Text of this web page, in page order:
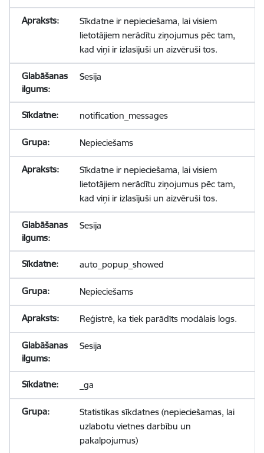
Sīkdatne ir nepieciešama, lai visiem
lietotājiem nerādītu ziņojumus pēc tam,
kad viņi ir izlasījuši un aizvēruši tos.
Sesija
notification_messages
Nepieciešams
Sīkdatne ir nepieciešama, lai visiem
lietotājiem nerādītu ziņojumus pēc tam,
kad viņi ir izlasījuši un aizvēruši tos.
Sesija
auto_popup_showed
Nepieciešams
Reģistrē, ka tiek parādīts modālais logs.
Sesija
_ga
Statistikas sīkdatnes (nepieciešamas, lai
uzlabotu vietnes darbību un
pakalpojumus)